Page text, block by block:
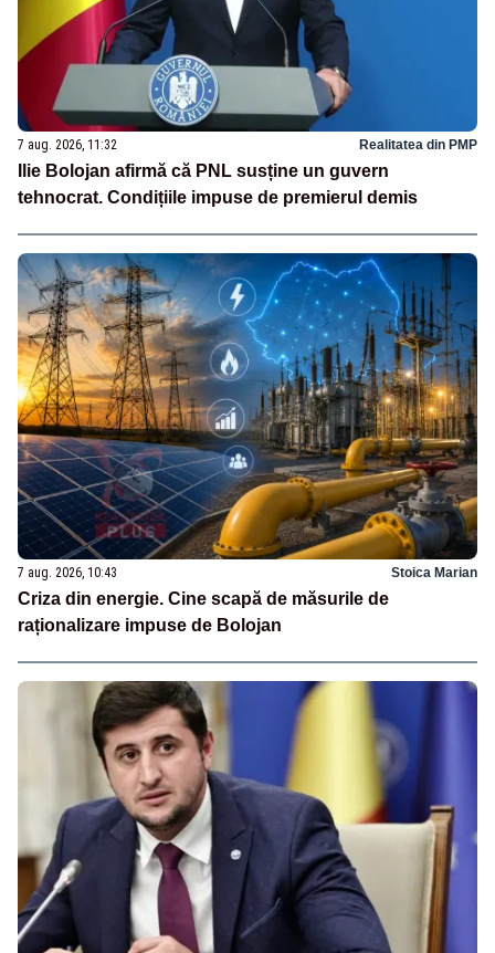
7 aug. 2026, 11:32 Realitatea din PMP
Ilie Bolojan afirmă că PNL susține un guvern
tehnocrat. Condițiile impuse de premierul demis
7 aug. 2026, 10:43 Stoica Marian
Criza din energie. Cine scapă de măsurile de
raționalizare impuse de Bolojan